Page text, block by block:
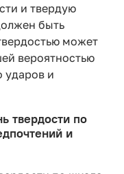
и твердую
быть
может
вероятностью
ударов и
твердости по
и